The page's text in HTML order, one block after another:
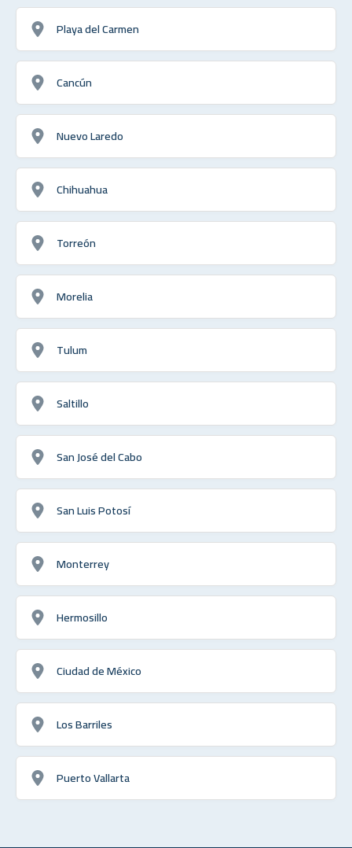
Playa del Carmen
Cancún
Nuevo Laredo
Chihuahua
Torreón
Morelia
Tulum
Saltillo
San José del Cabo
San Luis Potosí
Monterrey
Hermosillo
Ciudad de México
Los Barriles
Puerto Vallarta